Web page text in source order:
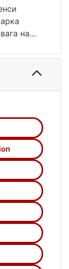
на
яка
героїв,
як